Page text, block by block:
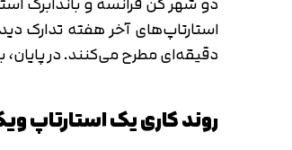
استارتاپ‌های آخر هفته تدارک
دقیقه‌ای مطرح می‌کنند. در پایان، به 5 پروژه برتر که توسط مردم انتخاب شود، جوایز ویژه‌ای به منظور کمک در پیاده سازی آن‌ها در زندگی واقعی
روند کاری یک استارتاپ